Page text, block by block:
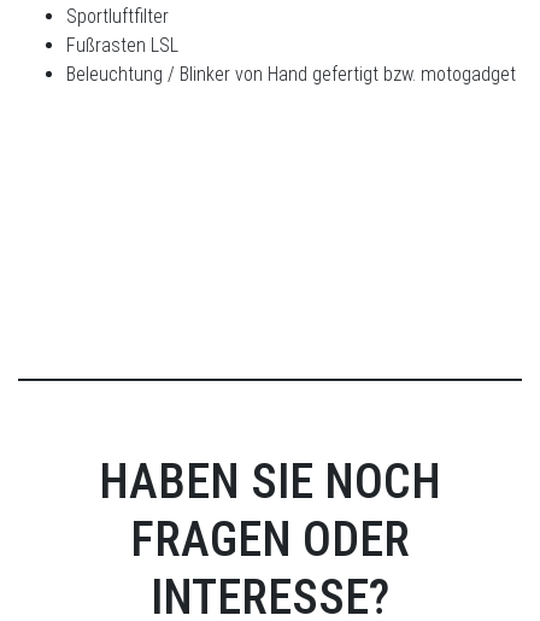
Sportluftfilter
Fußrasten LSL
Beleuchtung / Blinker von Hand gefertigt bzw. motogadget
HABEN SIE NOCH
FRAGEN ODER
INTERESSE?